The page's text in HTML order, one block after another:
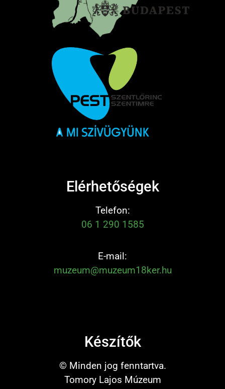
Elérhetőségek
Telefon:
06 1 290 1585
E-mail:
muzeum@muzeum18ker.hu
Készítők
© Minden jog fenntartva.
Tomory Lajos Múzeum